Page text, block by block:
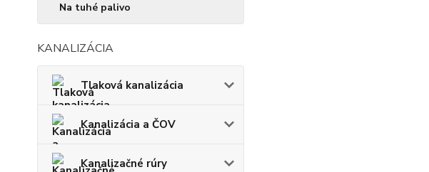
Na tuhé palivo
KANALIZÁCIA
Tlaková kanalizácia
Kanalizácia a ČOV
Kanalizačné rúry